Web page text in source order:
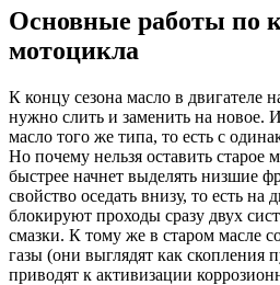
Основные работы по
мотоцикла
К концу сезона масло в двигателе
нужно слить и заменить на новое.
масло того же типа, то есть с
Но почему нельзя оставить старое
быстрее начнет выделять низшие
свойство оседать внизу, то есть на
блокируют проходы сразу двух
смазки. К тому же в старом масле
газы (они выглядят как скопления
приводят к активизации